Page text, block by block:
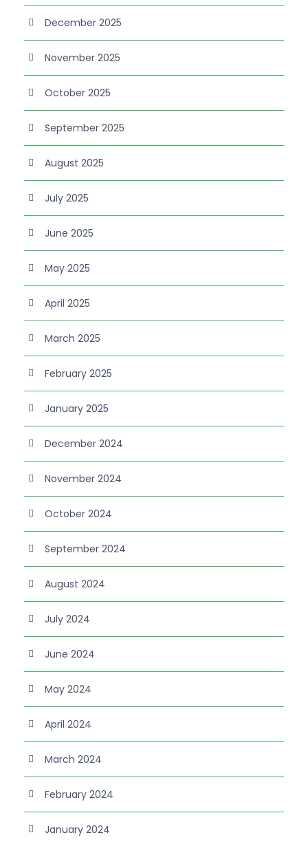
December 2025
November 2025
October 2025
September 2025
August 2025
July 2025
June 2025
May 2025
April 2025
March 2025
February 2025
January 2025
December 2024
November 2024
October 2024
September 2024
August 2024
July 2024
June 2024
May 2024
April 2024
March 2024
February 2024
January 2024